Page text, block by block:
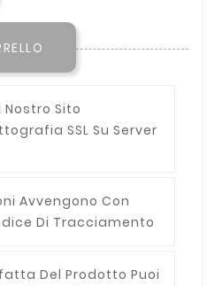
Nostro Sito
SSL Su Server
Avvengono Con
Di Tracciamento
Del Prodotto Puoi